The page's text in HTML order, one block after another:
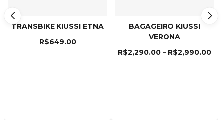
TRANSBIKE KIUSSI ETNA
R$649.00
BAGAGEIRO KIUSSI
VERONA
R$2,290.00 – R$2,990.00